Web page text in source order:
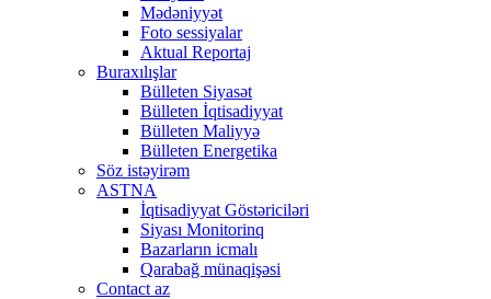
Mədəniyyət
Foto sessiyalar
Aktual Reportaj
Buraxılışlar
Bülleten Siyasət
Bülleten İqtisadiyyat
Bülleten Maliyyə
Bülleten Energetika
Söz istəyirəm
ASTNA
İqtisadiyyat Göstəriciləri
Siyası Monitorinq
Bazarların icmalı
Qarabağ münaqişəsi
Contact az